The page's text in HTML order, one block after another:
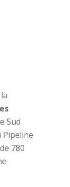
Sud
Pipeline
780